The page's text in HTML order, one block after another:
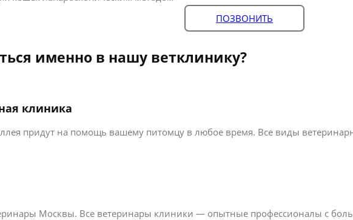
ПОЗВОНИТЬ
именно в нашу ветклинику?
клиника
придут на помощь вашему питомцу в любое время. Все виды
Москвы. Все ветеринары клиники — опытные профессионалы с